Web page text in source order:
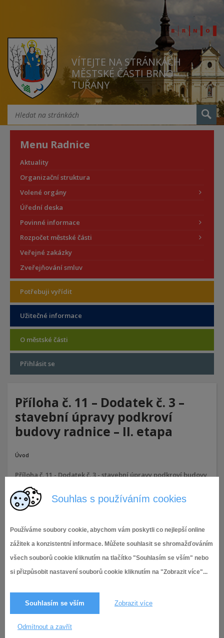
Souhlas s používáním cookies
Používáme soubory cookie, abychom vám poskytli co nejlepší online
zážitek a konzistentní informace. Můžete souhlasit se shromažďováním
všech souborů cookie kliknutím na tlačítko "Souhlasím se vším" nebo
si přizpůsobit nastavení souborů cookie kliknutím na "Zobrazit více"...
Souhlasím se vším Zobrazit více
Odmítnout a zavřít
VÍTEJTE NA STRÁNKÁCH
MĚSTSKÉ ČÁSTI BRNO
TUŘANY
Menu Radnice
Aktuality
Organizační struktura
Volené orgány
Úřední deska
Povinné informace
Rozpočet městské části
Veřejné zakázky
Zveřejňování smluv
Potřebuji vyřídit
Užitečné informace
O městské části
Přihlásit se
Příloha č. 11 – Dodatek č. 3 –
stavební úpravy podkroví
budovy radnice – II. etapa
Úvod
Příloha č. 11 - Dodatek č. 3 - stavební úpravy podkroví budovy
radnice - II. etapa
6.9.2024